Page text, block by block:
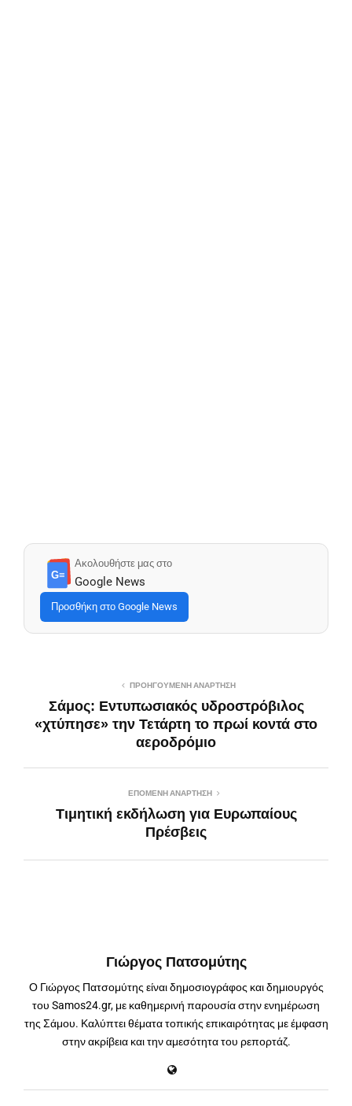
G≡
Ακολουθήστε μας στο
Google News
Προσθήκη στο Google News
ΠΡΟΗΓΟΎΜΕΝΗ ΑΝΆΡΤΗΣΗ
Σάμος: Εντυπωσιακός υδροστρόβιλος
«χτύπησε» την Τετάρτη το πρωί κοντά στο
αεροδρόμιο
ΕΠΌΜΕΝΗ ΑΝΆΡΤΗΣΗ
Τιμητική εκδήλωση για Ευρωπαίους
Πρέσβεις
Γιώργος Πατσομύτης
Ο Γιώργος Πατσομύτης είναι δημοσιογράφος και δημιουργός
του Samos24.gr, με καθημερινή παρουσία στην ενημέρωση
της Σάμου. Καλύπτει θέματα τοπικής επικαιρότητας με έμφαση
στην ακρίβεια και την αμεσότητα του ρεπορτάζ.